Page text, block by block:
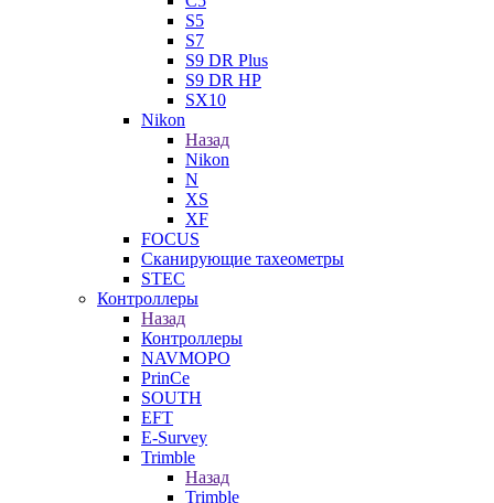
S5
S7
S9 DR Plus
S9 DR HP
SX10
Nikon
Назад
Nikon
N
XS
XF
FOCUS
Сканирующие тахеометры
STEC
Контроллеры
Назад
Контроллеры
NAVMOPO
PrinCe
SOUTH
EFT
E-Survey
Trimble
Назад
Trimble